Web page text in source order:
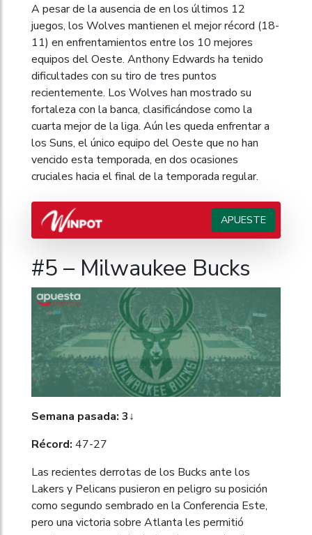
A pesar de la ausencia de en los últimos 12
juegos, los Wolves mantienen el mejor récord (18-
11) en enfrentamientos entre los 10 mejores
equipos del Oeste. Anthony Edwards ha tenido
dificultades con su tiro de tres puntos
recientemente. Los Wolves han mostrado su
fortaleza con la banca, clasificándose como la
cuarta mejor de la liga. Aún les queda enfrentar a
los Suns, el único equipo del Oeste que no han
vencido esta temporada, en dos ocasiones
cruciales hacia el final de la temporada regular.
APUESTE
#5 – Milwaukee Bucks
Semana pasada: 3↓
Récord: 47-27
Las recientes derrotas de los Bucks ante los
Lakers y Pelicans pusieron en peligro su posición
como segundo sembrado en la Conferencia Este,
pero una victoria sobre Atlanta les permitió